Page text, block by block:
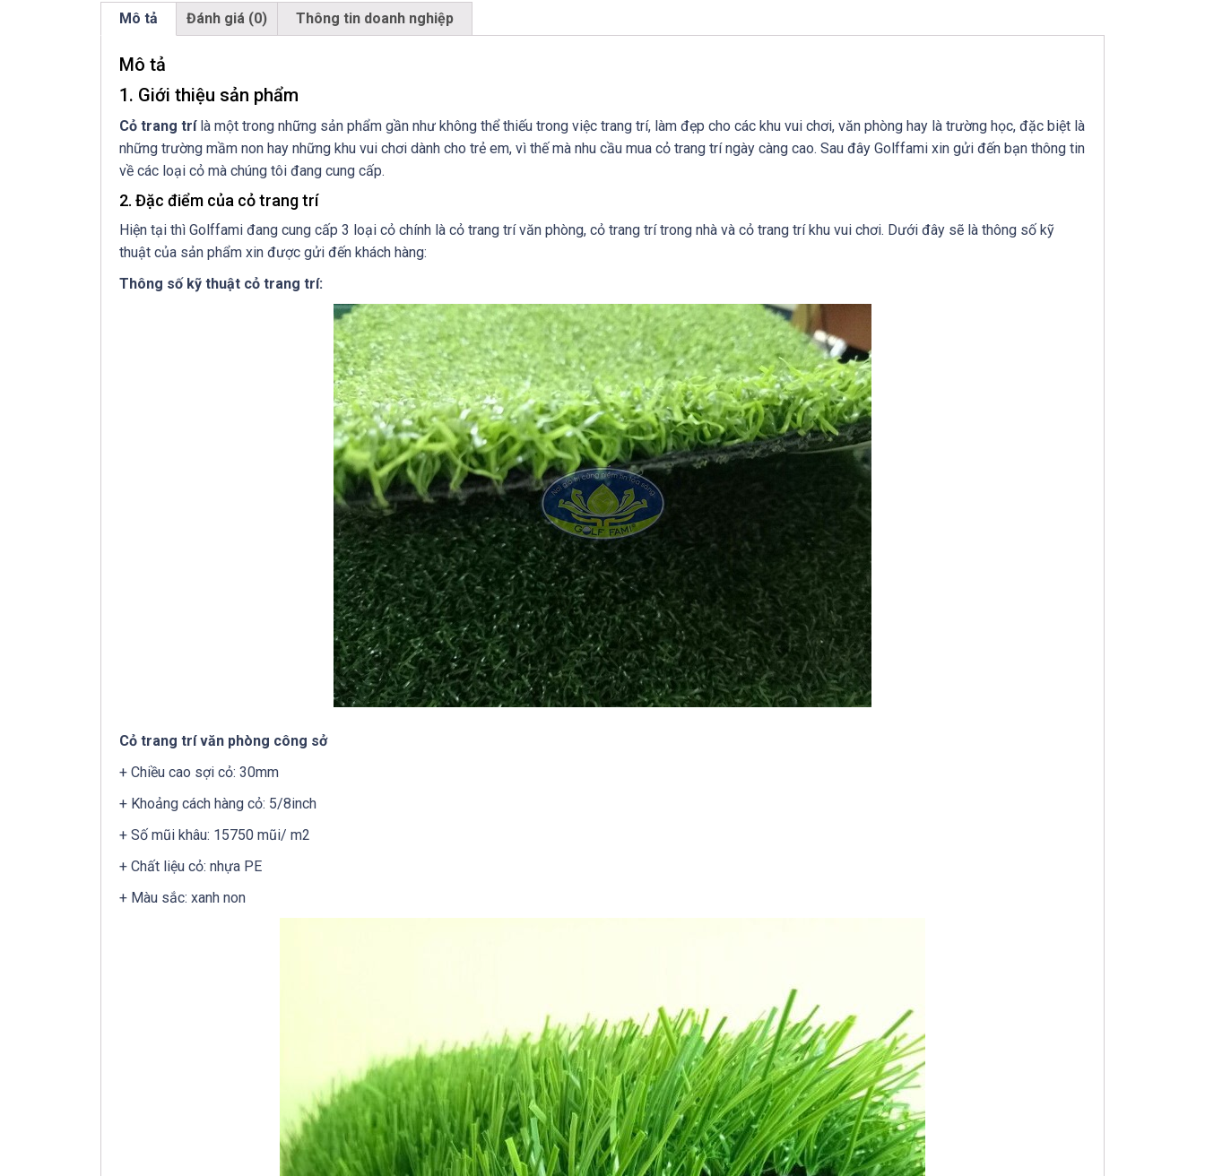
Mô tả Đánh giá (0) Thông tin doanh nghiệp
Mô tả
1. Giới thiệu sản phẩm
Cỏ trang trílà một trong những sản phẩm gần như không thể thiếu trong việc trang trí, làm đẹp cho các khu vui chơi, văn phòng hay là trường học, đặc biệt là
những trường mầm non hay những khu vui chơi dành cho trẻ em, vì thế mà nhu cầu mua cỏ trang trí ngày càng cao. Sau đây Golffami xin gửi đến bạn thông tin
về các loại cỏ mà chúng tôi đang cung cấp.
2. Đặc điểm của cỏ trang trí
Hiện tại thì Golffami đang cung cấp 3 loại cỏ chính là cỏ trang trí văn phòng, cỏ trang trí trong nhà và cỏ trang trí khu vui chơi. Dưới đây sẽ là thông số kỹ
thuật của sản phẩm xin được gửi đến khách hàng:
Thông số kỹ thuật cỏ trang trí:
Cỏ trang trí văn phòng công sở
+ Chiều cao sợi cỏ: 30mm
+ Khoảng cách hàng cỏ: 5/8inch
+ Số mũi khâu: 15750 mũi/ m2
+ Chất liệu cỏ: nhựa PE
+ Màu sắc: xanh non